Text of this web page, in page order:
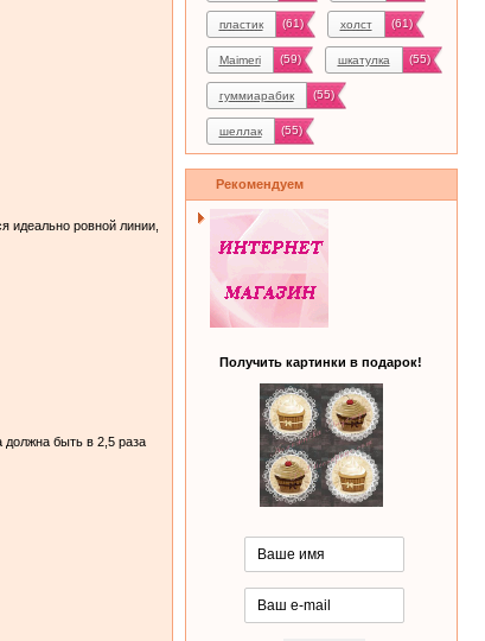
идeaльно ровной линии,
быть в 2,5 раза
пластик (61) холст (61)
Maimeri (59) шкатулка (55)
гуммиарабик (55)
шеллак (55)
Рекомендуем
Получить картинки в подарок!